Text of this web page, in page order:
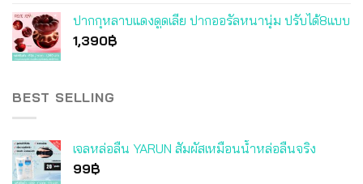
ปากกุหลาบแดงดูดเลีย ปากออรัลหนานุ่ม ปรับได้8แบบ
1,390฿
BEST SELLING
เจลหล่อลื่น YARUN สัมผัสเหมือนน้ำหล่อลื่นจริง
99฿